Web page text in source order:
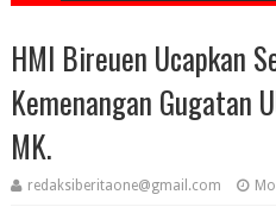
HMI Bireuen Ucapkan
Kemenangan Gugatan
MK.
redaksiberitaone@gmail.com